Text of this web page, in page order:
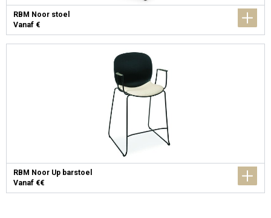
RBM Noor stoel
Vanaf €
RBM Noor Up barstoel
Vanaf €€